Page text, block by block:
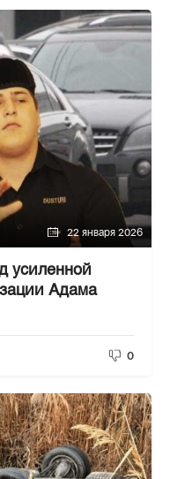
22 января 2026
усиленной
Адама
0